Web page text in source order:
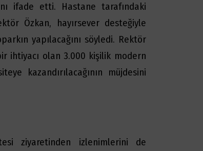
ifade etti. Hastane tarafındaki
Özkan, hayırsever desteğiyle
yapılacağını söyledi. Rektör
ihtiyacı olan 3.000 kişilik modern
kazandırılacağının müjdesini
ziyaretinden izlenimlerini de